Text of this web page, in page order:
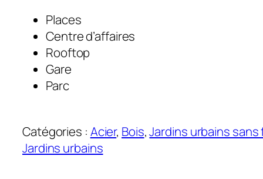
Places
Centre d’affaires
Rooftop
Gare
Parc
Catégories : Acier, Bois, Jardins urbains sans
Jardins urbains